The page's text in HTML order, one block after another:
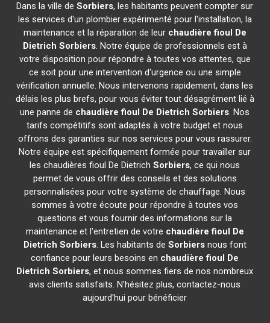
Dans la ville deSorbiers, les habitants peuvent compter sur
les services d'un plombier expérimenté pour l'installation, la
maintenance et la réparation de leur chaudière fioul De
Dietrich Sorbiers. Notre équipe de professionnels est à
votre disposition pour répondre à toutes vos attentes, que
ce soit pour une intervention d'urgence ou une simple
vérification annuelle. Nous intervenons rapidement, dans les
délais les plus brefs, pour vous éviter tout désagrément lié à
une panne de chaudière fioul De Dietrich Sorbiers. Nos
tarifs compétitifs sont adaptés à votre budget et nous
offrons des garanties sur nos services pour vous rassurer.
Notre équipe est spécifiquement formée pour travailler sur
les chaudières fioul De DietrichSorbiers, ce qui nous
permet de vous offrir des conseils et des solutions
personnalisées pour votre système de chauffage. Nous
sommes à votre écoute pour répondre à toutes vos
questions et vous fournir des informations sur la
maintenance et l'entretien de votre chaudière fioul De
Dietrich Sorbiers. Les habitants de Sorbiersnous font
confiance pour leurs besoins en chaudière fioul De
Dietrich Sorbiers, et nous sommes fiers de nos nombreux
avis clients satisfaits. N'hésitez plus, contactez-nous
aujourd'hui pour bénéficier